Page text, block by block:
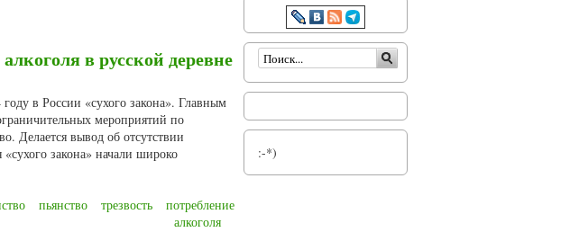
в русской деревне
в России «сухого закона». Главным
мероприятий по
Делается вывод об отсутствии
закона» начали широко
пьянство трезвость
потребление
алкоголя
Форма поиска
:-*)